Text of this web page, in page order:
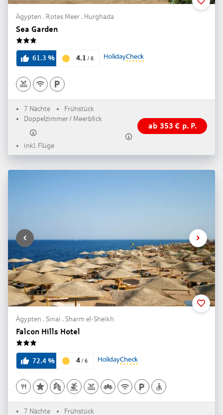
Ägypten . Rotes Meer . Hurghada
Sea Garden
61.3 % 4.1 / 6
7 Nächte
Frühstück
Doppelzimmer / Meerblick
inkl. Flüge
ab 353 € p. P.
Ägypten . Sinai . Sharm el-Sheikh
Falcon Hills Hotel
3
72.4% 4 / 6
7 Nächte Frühstück